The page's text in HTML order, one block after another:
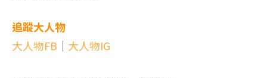
追蹤大人物
大人物FB ｜ 大人物IG